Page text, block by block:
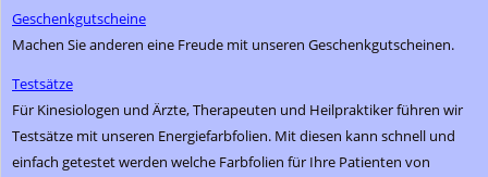
Geschenkgutscheine
Machen Sie anderen eine Freude mit unseren Geschenkgutscheinen.
Testsätze
Für Kinesiologen und Ärzte, Therapeuten und Heilpraktiker führen wir
Testsätze mit unseren Energiefarbfolien. Mit diesen kann schnell und
einfach getestet werden welche Farbfolien für Ihre Patienten von